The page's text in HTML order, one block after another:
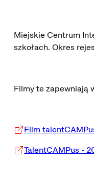
Miejskie Centrum
szkołach. Okres
Filmy te zapewniają
Film
TalentCAMPus -